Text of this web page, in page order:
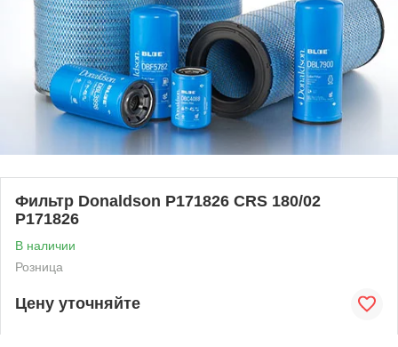
Фильтр Donaldson P171826 CRS 180/02
P171826
В наличии
Розница
Цену уточняйте